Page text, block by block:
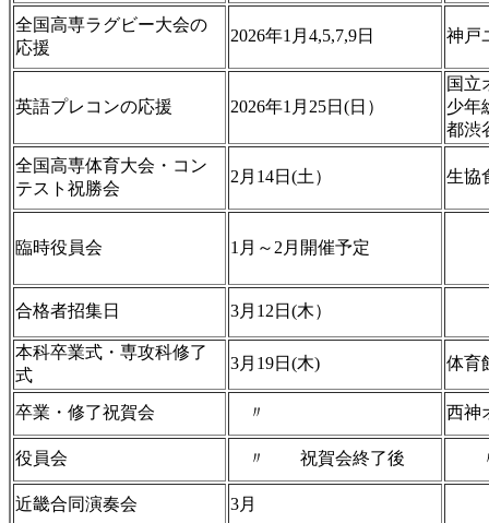
全国高専ラグビー大会の
応援
2026年1月4,5,7,9日 神戸
英語プレコンの応援 2026年1月25日(日）
国立
少年
都渋
全国高専体育大会・コン
テスト祝勝会
2月14日(土） 生協
臨時役員会 1月～2月開催予定
合格者招集日 3月12日(木）
本科卒業式・専攻科修了
式
3月19日(木) 体育
卒業・修了祝賀会 〃 西神
役員会 〃 祝賀会終了後
近畿合同演奏会 3月